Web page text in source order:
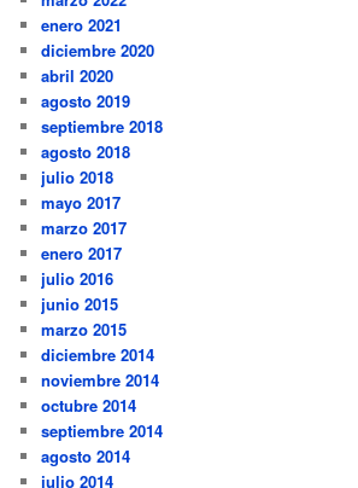
enero 2021
diciembre 2020
abril 2020
agosto 2019
septiembre 2018
agosto 2018
julio 2018
mayo 2017
marzo 2017
enero 2017
julio 2016
junio 2015
marzo 2015
diciembre 2014
noviembre 2014
octubre 2014
septiembre 2014
agosto 2014
julio 2014